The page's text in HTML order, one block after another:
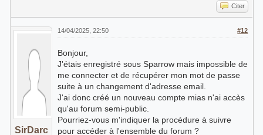
Citer
SirDarc
#12
14/04/2025, 22:50
Bonjour,
J'étais enregistré sous Sparrow mais impossible de
me connecter et de récupérer mon mot de passe
suite à un changement d'adresse email.
J'ai donc créé un nouveau compte mias n'ai accès
qu'au forum semi-public.
Pourriez-vous m'indiquer la procédure à suivre
pour accéder à l'ensemble du forum ?